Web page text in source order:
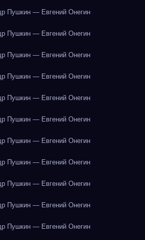
Пушкин — Евгений Онегин
Пушкин — Евгений Онегин
Пушкин — Евгений Онегин
Пушкин — Евгений Онегин
Пушкин — Евгений Онегин
Пушкин — Евгений Онегин
Пушкин — Евгений Онегин
Пушкин — Евгений Онегин
Пушкин — Евгений Онегин
Пушкин — Евгений Онегин
Пушкин — Евгений Онегин